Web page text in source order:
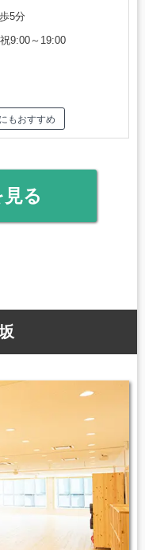
5分
9:00～19:00
もおすすめ
る